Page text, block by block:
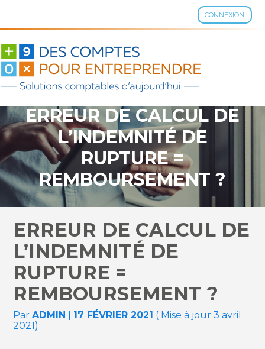
CONNEXION
Aller
contenu
ERREUR DE CALCUL DE
L’INDEMNITÉ DE
RUPTURE =
REMBOURSEMENT ?
ERREUR DE CALCUL DE
L’INDEMNITÉ DE
RUPTURE =
REMBOURSEMENT ?
ParADMIN 17 FÉVRIER 2021 ( Mise à jour 3 avril
2021)